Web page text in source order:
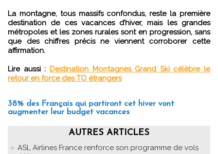
La montagne, tous massifs confondus, reste la première
destination de ces vacances d’hiver, mais les grandes
métropoles et les zones rurales sont en progression, sans
que des chiffres précis ne viennent corroborer cette
affirmation.
Lire aussi : Destination Montagnes Grand Ski célèbre le
retour en force des TO étrangers
38% des Français qui partiront cet hiver vont
augmenter leur budget vacances
AUTRES ARTICLES
ASL Airlines France renforce son programme de vols